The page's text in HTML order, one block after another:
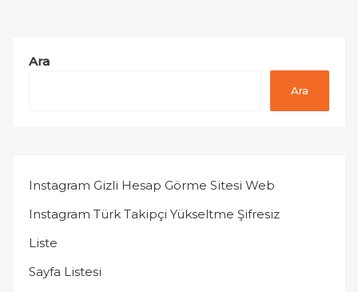
Ara
Ara
Instagram Gizli Hesap Görme Sitesi Web
Instagram Türk Takipçi Yükseltme Şifresiz
Liste
Sayfa Listesi